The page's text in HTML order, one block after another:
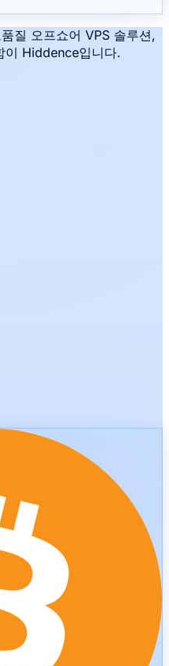
질 오프쇼어 VPS 솔루션,
이 Hiddence입니다.